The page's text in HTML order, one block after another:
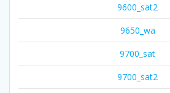
9600_sat2
9650_wa
9700_sat
9700_sat2